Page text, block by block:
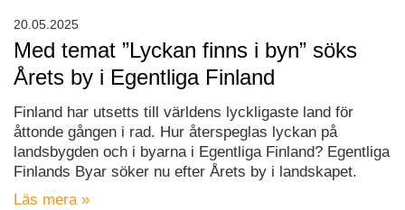
Med temat ”Lyckan finns i byn” söks
Årets by i Egentliga Finland
Finland har utsetts till världens lyckligaste land för
åttonde gången i rad. Hur återspeglas lyckan på
landsbygden och i byarna i Egentliga Finland? Egentliga
Finlands Byar söker nu efter Årets by i landskapet.
Läs mera »
20.05.2025